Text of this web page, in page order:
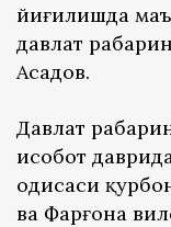
йиғилишда
давлат
Асадов.
Давлат
ҳисобот
ҳодисаси
ва Фарғона